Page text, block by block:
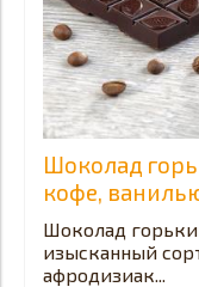
Шоколад
кофе,
Шоколад
изысканный
афродизиак...